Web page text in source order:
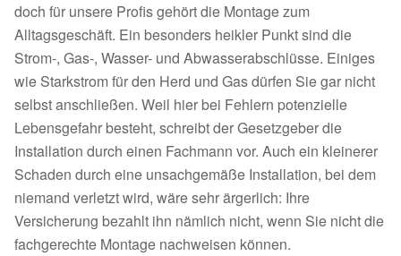
doch für unsere Profis gehört die Montage zum
Alltagsgeschäft. Ein besonders heikler Punkt sind die
Strom-, Gas-, Wasser- und Abwasserabschlüsse. Einiges
wie Starkstrom für den Herd und Gas dürfen Sie gar nicht
selbst anschließen. Weil hier bei Fehlern potenzielle
Lebensgefahr besteht, schreibt der Gesetzgeber die
Installation durch einen Fachmann vor. Auch ein kleinerer
Schaden durch eine unsachgemäße Installation, bei dem
niemand verletzt wird, wäre sehr ärgerlich: Ihre
Versicherung bezahlt ihn nämlich nicht, wenn Sie nicht die
fachgerechte Montage nachweisen können.